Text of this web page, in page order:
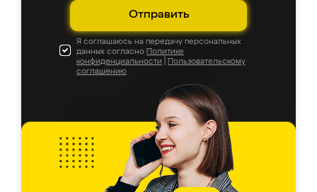
Отправить
Я соглашаюсь на передачу персональных
данных согласно Политике
конфиденциальности
Пользовательскому
соглашению